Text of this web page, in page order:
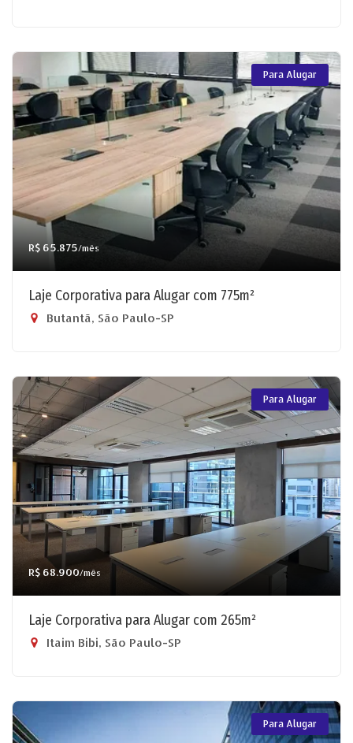
Para Alugar
R$ 65.875/mês
Laje Corporativa para Alugar com 775m²
Butantã, São Paulo-SP
Para Alugar
R$ 68.900/mês
Laje Corporativa para Alugar com 265m²
Itaim Bibi, São Paulo-SP
Para Alugar